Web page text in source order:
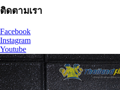
ติดตามเรา
Facebook
Instagram
Youtube